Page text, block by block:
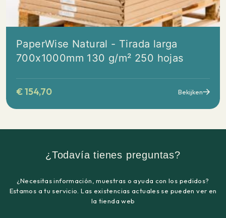
PaperWise Natural - Tirada larga
700x1000mm 130 g/m² 250 hojas
€154,70 Bekijken
¿Todavía tienes preguntas?
¿Necesitas información, muestras o ayuda con los pedidos?
Estamos a tu servicio. Las existencias actuales se pueden ver en
la tienda web